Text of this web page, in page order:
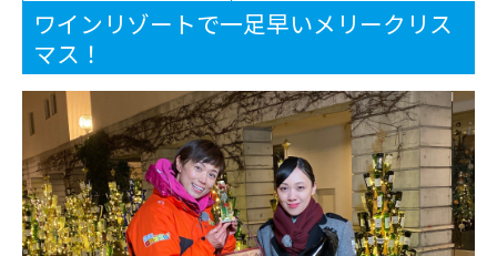
ワインリゾートで一足早いメリークリス
マス！